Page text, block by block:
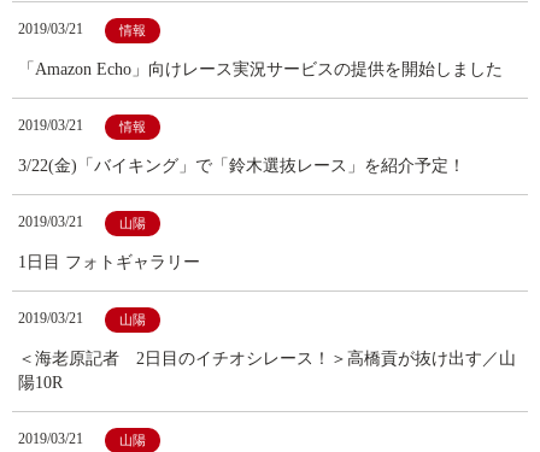
2019/03/21 情報
「Amazon Echo」向けレース実況サービスの提供を開始しました
2019/03/21 情報
3/22(金)「バイキング」で「鈴木選抜レース」を紹介予定！
2019/03/21 山陽
1日目 フォトギャラリー
2019/03/21 山陽
＜海老原記者 2日目のイチオシレース！＞高橋貢が抜け出す／山
陽10R
2019/03/21 山陽